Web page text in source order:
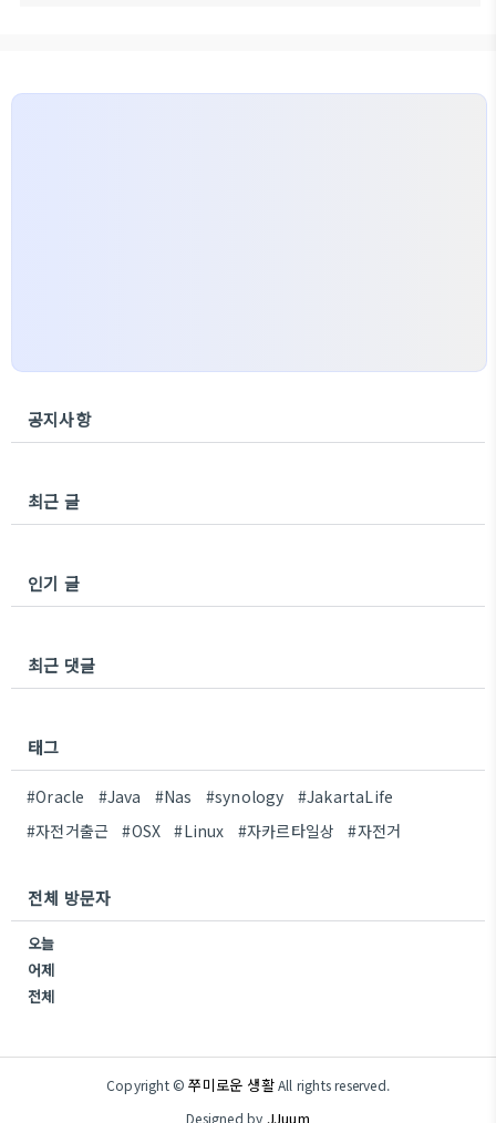
공지사항
최근 글
인기 글
최근 댓글
태그
#Oracle #Java #Nas #synology
#JakartaLife
#자전거출근
#OSX #Linux #자카르타일상 #자전거
전체 방문자
오늘
어제
전체
Copyright ©쭈미로운 생활All rights reserved.
Designed by JJuum